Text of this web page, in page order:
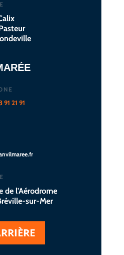
91 21 91
de l'Aérodrome
sur-Mer